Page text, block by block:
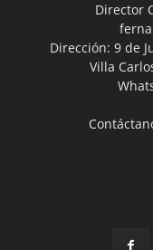
Director
Dirección: 9 de
Villa